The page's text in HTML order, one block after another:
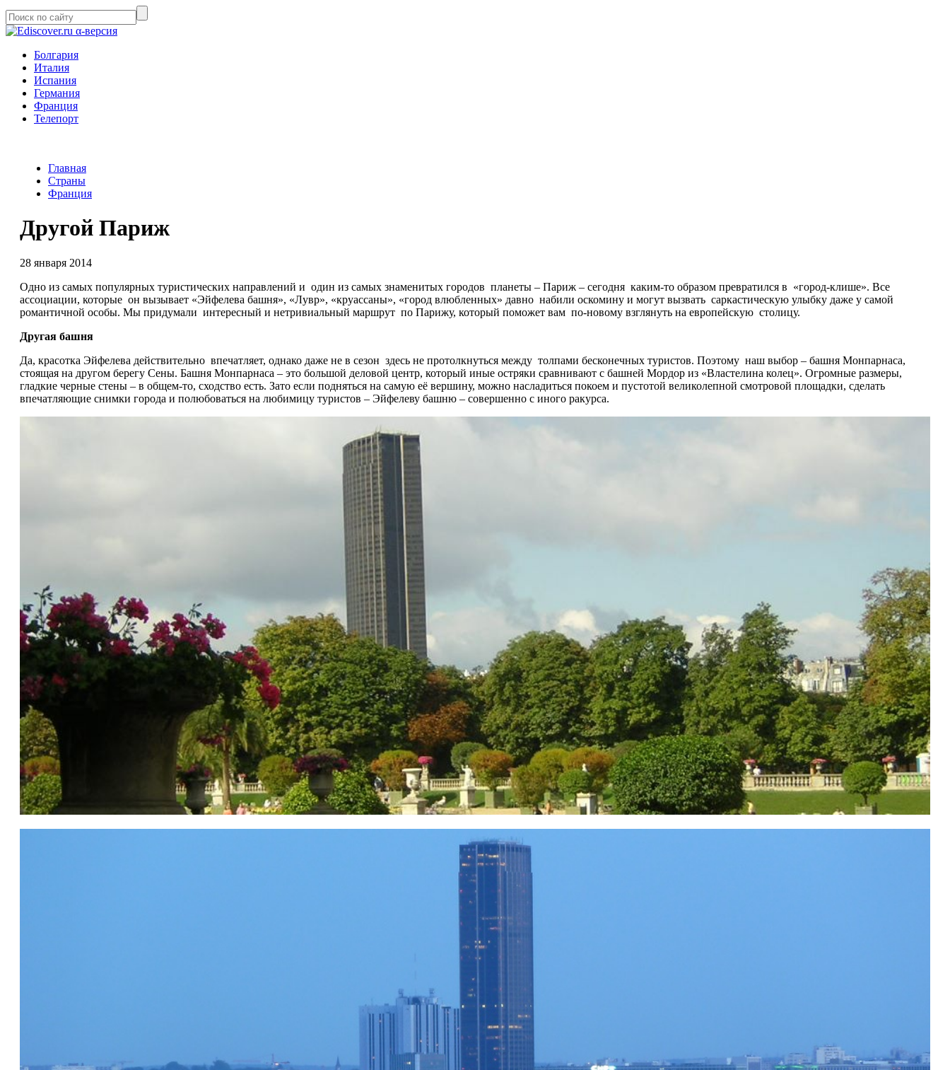
α-версия
Болгария
Италия
Испания
Германия
Франция
Телепорт
Главная
Страны
Франция
Другой Париж
28 января 2014
Одно из самых популярных туристических направлений и один из самых знаменитых городов планеты – Париж – сегодня каким-то образом превратился в «город-клише». Все
ассоциации, которые он вызывает «Эйфелева башня», «Лувр», «круассаны», «город влюбленных» давно набили оскомину и могут вызвать саркастическую улыбку даже у самой
романтичной особы. Мы придумали интересный и нетривиальный маршрут по Парижу, который поможет вам по-новому взглянуть на европейскую столицу.
Другая башня
Да, красотка Эйфелева действительно впечатляет, однако даже не в сезон здесь не протолкнуться между толпами бесконечных туристов. Поэтому наш выбор – башня Монпарнаса,
стоящая на другом берегу Сены. Башня Монпарнаса – это большой деловой центр, который иные остряки сравнивают с башней Мордор из «Властелина колец». Огромные размеры,
гладкие черные стены – в общем-то, сходство есть. Зато если подняться на самую её вершину, можно насладиться покоем и пустотой великолепной смотровой площадки, сделать
впечатляющие снимки города и полюбоваться на любимицу туристов – Эйфелеву башню – совершенно с иного ракурса.